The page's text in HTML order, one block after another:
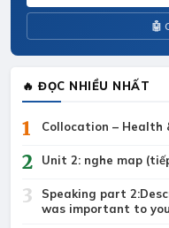
🤖
🔥 ĐỌC NHIỀU NHẤT
1 Collocation – Health
2 Unit 2: nghe map
3
Speaking part
was important to you